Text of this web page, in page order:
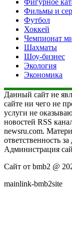
Фильмы и
Футбол
Хоккей
Чемпионат
Шахматы
Шоу-бизнес
Экология
Экономика
Данный сайт не
сайте ни чего не
услуги не
новостей RSS
newsru.com.
ответственность
Администрация
Сайт от bmb2 @
mainlink-bmb2site